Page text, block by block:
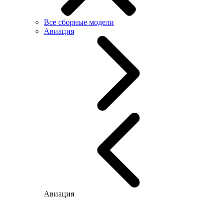
Все сборные модели
Авиация
Авиация